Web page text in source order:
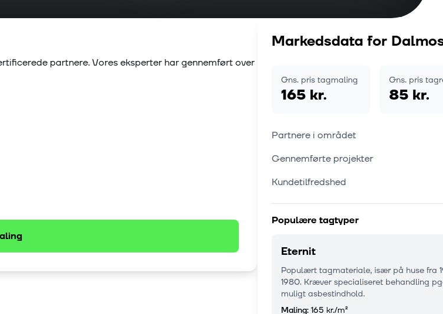
partnere. Vores eksperter har gennemført over
Markedsdata for
Gns. pris tagmaling
165 kr.
Gns. pris
85 kr.
Partnere i området
Gennemførte projekter
Kundetilfredshed
Populære tagtyper
Eternit
Populært tagmateriale, især på huse fra
1980. Kræver specialiseret behandling
muligt asbestindhold.
Maling: 165 kr./m²